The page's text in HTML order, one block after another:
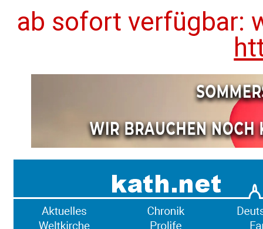
ab sofort verfügbar: